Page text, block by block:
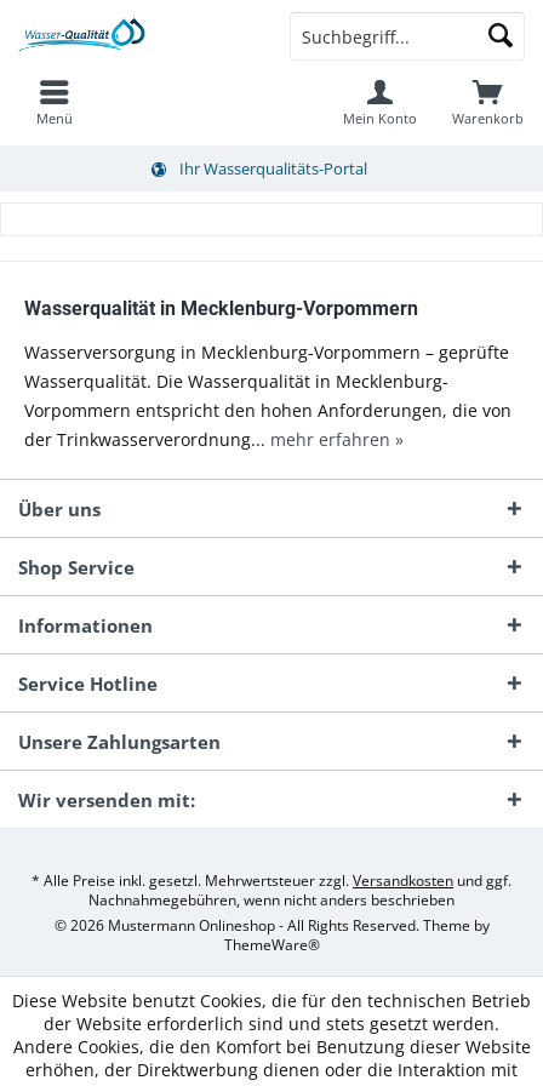
Menü Warenkorb
Mein Konto
Ihr Wasserqualitäts-Portal
Wasserqualität in Mecklenburg-Vorpommern
Wasserversorgung in Mecklenburg-Vorpommern – geprüfte
Wasserqualität. Die Wasserqualität in Mecklenburg-
Vorpommern entspricht den hohen Anforderungen, die von
der Trinkwasserverordnung... mehr erfahren »
Über uns
Shop Service
Informationen
Service Hotline
Unsere Zahlungsarten
Wir versenden mit:
* Alle Preise inkl. gesetzl. Mehrwertsteuer zzgl.Versandkosten und ggf.
Nachnahmegebühren, wenn nicht anders beschrieben
© 2026 Mustermann Onlineshop - All Rights Reserved. Theme by
ThemeWare®
Diese Website benutzt Cookies, die für den technischen Betrieb
der Website erforderlich sind und stets gesetzt werden.
Andere Cookies, die den Komfort bei Benutzung dieser Website
erhöhen, der Direktwerbung dienen oder die Interaktion mit